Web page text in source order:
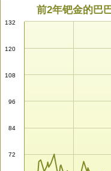
前2年钯金的巴
72
84
96
108
120
132